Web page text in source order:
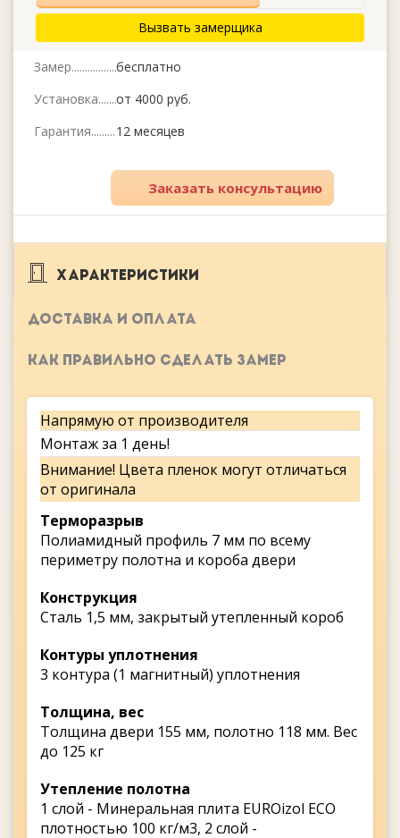
Вызвать замерщика
Замер
бесплатно
Установка
от 4000 руб.
Гарантия
12 месяцев
Заказать консультацию
ХАРАКТЕРИСТИКИ
ДОСТАВКА И ОПЛАТА
КАК ПРАВИЛЬНО СДЕЛАТЬ ЗАМЕР
Напрямую от производителя
Монтаж за 1 день!
Внимание! Цвета пленок могут отличаться
от оригинала
Терморазрыв
Полиамидный профиль 7 мм по всему
периметру полотна и короба двери
Конструкция
Сталь 1,5 мм, закрытый утепленный короб
Контуры уплотнения
3 контура (1 магнитный) уплотнения
Толщина, вес
Толщина двери 155 мм, полотно 118 мм. Вес
до 125 кг
Утепление полотна
1 слой - Минеральная плита EUROizol ECO
плотностью 100 кг/м3, 2 слой -